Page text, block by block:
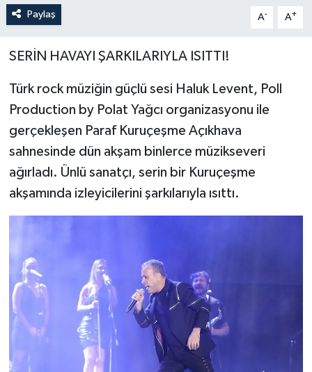
Paylaş A- A+
SERİN HAVAYI ŞARKILARIYLA ISITTI!
Türk rock müziğin güçlü sesi Haluk Levent, Poll
Production by Polat Yağcı organizasyonu ile
gerçekleşen Paraf Kuruçeşme Açıkhava
sahnesinde dün akşam binlerce müzikseveri
ağırladı. Ünlü sanatçı, serin bir Kuruçeşme
akşamında izleyicilerini şarkılarıyla ısıttı.